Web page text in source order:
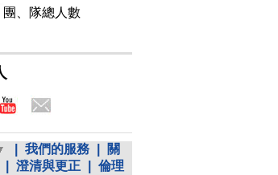
、隊總人數
我們的服務
關
澄清與更正
倫理